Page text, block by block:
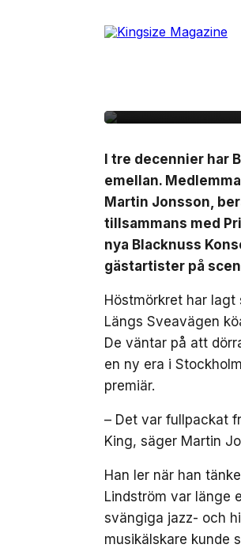
INTERVJU 5 oktober,
Intervju:
I tre decennier har
emellan.
Martin Jonsson,
tillsammans med
nya Blacknuss
gästartister på
Höstmörkret har
Längs Sveavägen
De väntar på att
en ny era i
premiär.
– Det var fullpackat
King, säger Martin
Han ler när han
Lindström var länge
svängiga jazz- och
musikälskare kunde